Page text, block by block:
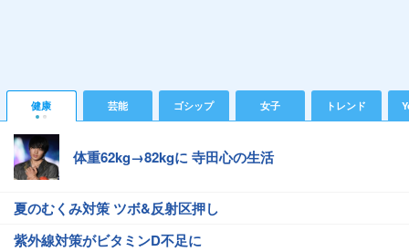
健康 芸能 ゴシップ 女子 トレンド
体重62kg→82kgに 寺田心の生活
夏のむくみ対策 ツボ&反射区押し
紫外線対策がビタミンD不足に